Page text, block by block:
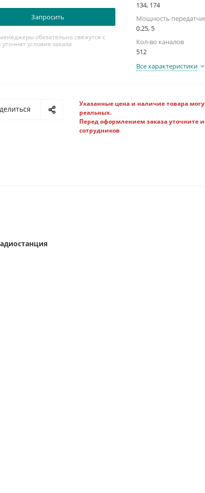
Запросить
обязательно свяжутся с
условия заказа
134, 174
Мощность
0.25, 5
Кол-во каналов
512
Все характеристики
Указанные цена и наличие товара
реальных.
Перед оформлением заказа
сотрудников